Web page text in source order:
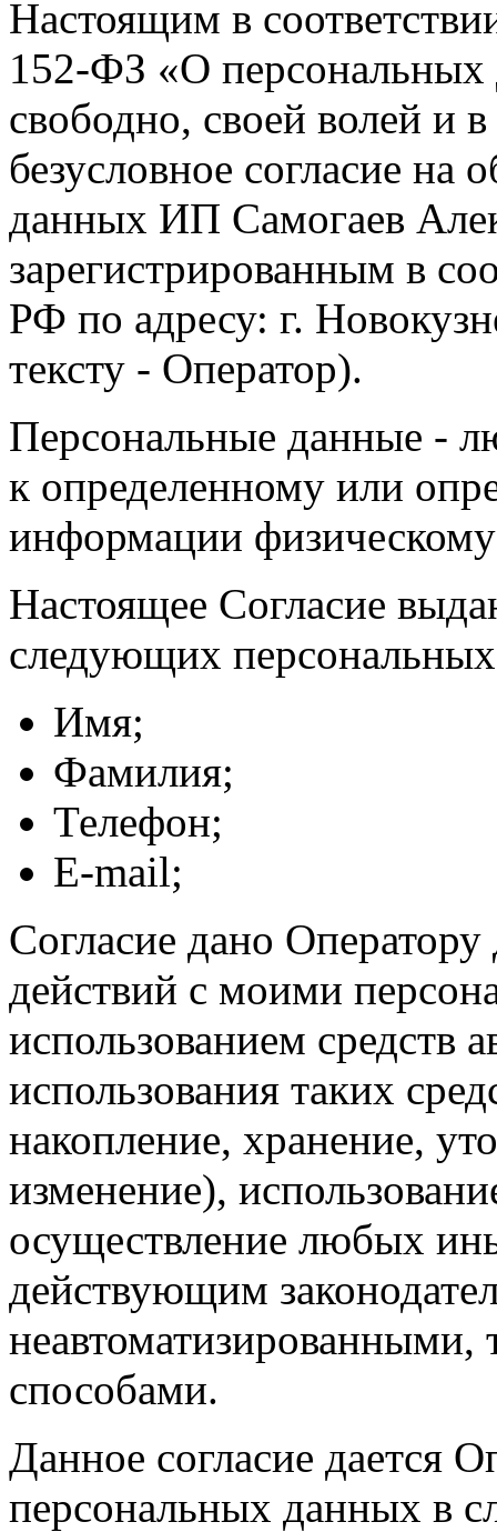
Настоящим в
152-ФЗ «О персональных
свободно, своей волей и
безусловное согласие на
данных ИП Самогаев
зарегистрированным в
РФ по адресу: г.
тексту - Оператор).
Персональные данные -
к определенному или
информации
Настоящее Согласие
следующих
Имя;
Фамилия;
Телефон;
E-mail;
Согласие дано
действий с моими
использованием средств
использования таких
накопление, хранение,
изменение),
осуществление любых
действующим
неавтоматизированными,
способами.
Данное согласие дается
персональных данных в